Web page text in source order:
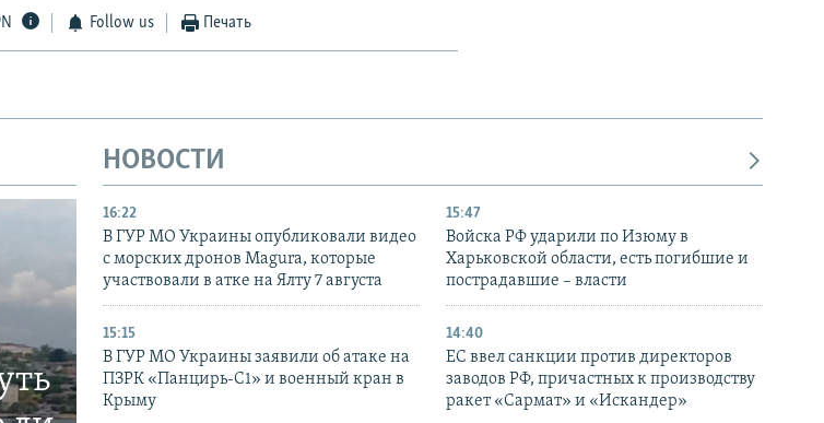
Follow us Печать
НОВОСТИ
16:22
В ГУР МО Украины опубликовали видео
с морских дронов Magura, которые
участвовали в атке на Ялту 7 августа
15:47
Войска РФ ударили по Изюму в
Харьковской области, есть погибшие и
пострадавшие – власти
15:15
В ГУР МО Украины заявили об атаке на
ПЗРК «Панцирь-С1» и военный кран в
Крыму
14:40
ЕС ввел санкции против директоров
заводов РФ, причастных к производству
ракет «Сармат» и «Искандер»